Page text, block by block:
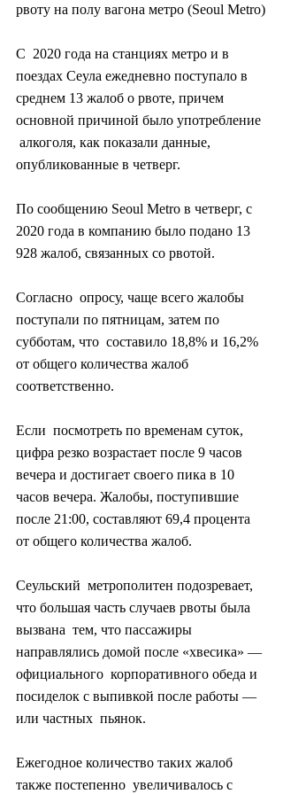
рвоту на полу вагона метро (Seoul Metro)
С  2020 года на станциях метро и в
поездах Сеула ежедневно поступало в
среднем 13 жалоб о рвоте, причем
основной причиной было употребление
алкоголя, как показали данные,
опубликованные в четверг.
По сообщению Seoul Metro в четверг, с
2020 года в компанию было подано 13
928 жалоб, связанных со рвотой.
Согласно  опросу, чаще всего жалобы
поступали по пятницам, затем по
субботам, что  составило 18,8% и 16,2%
от общего количества жалоб
соответственно.
Если  посмотреть по временам суток,
цифра резко возрастает после 9 часов
вечера и достигает своего пика в 10
часов вечера. Жалобы, поступившие
после 21:00, составляют 69,4 процента
от общего количества жалоб.
Сеульский  метрополитен подозревает,
что большая часть случаев рвоты была
вызвана  тем, что пассажиры
направлялись домой после «хвесика» —
официального  корпоративного обеда и
посиделок с выпивкой после работы —
или частных  пьянок.
Ежегодное количество таких жалоб
также постепенно  увеличивалось с